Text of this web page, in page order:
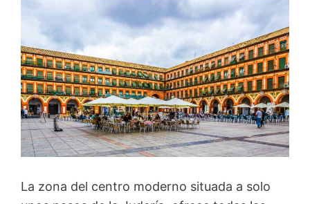
La zona del centro moderno situada a solo